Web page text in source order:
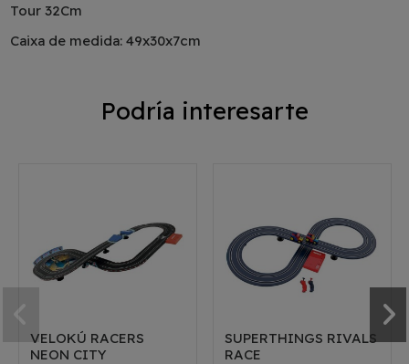
Tour 32Cm
Caixa de medida: 49x30x7cm
Podría interesarte
VELOKÚ RACERS
NEON CITY
SUPERTHINGS RIVALS
RACE